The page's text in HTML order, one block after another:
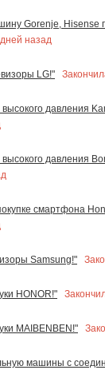
Gorenje, Hisense
дней назад
LG!"
давления
давления
смартфона
Samsung!"
HONOR!"
MAIBENBEN!"
машины с